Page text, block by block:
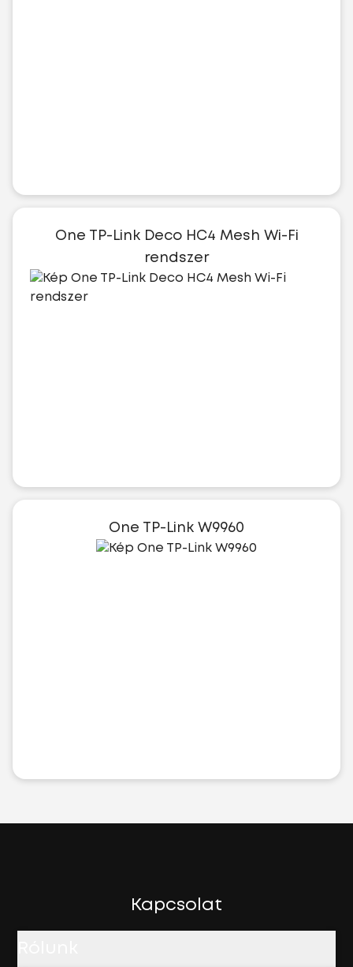
One TP-Link Deco HC4 Mesh Wi-Fi
rendszer
One TP-Link W9960
Kapcsolat